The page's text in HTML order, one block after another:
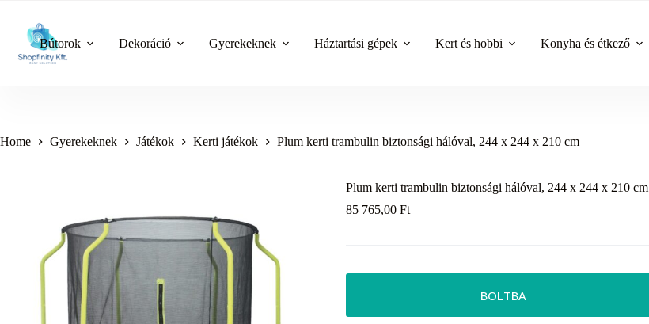
content
Bútorok Dekoráció Gyerekeknek Háztartási gépek Kert és hobbi Konyha és étkező
Home Gyerekeknek Játékok Kerti játékok Plum kerti trambulin biztonsági hálóval, 244 x 244 x 210 cm
Plum kerti trambulin biztonsági hálóval, 244 x 244 x 210 cm
85 765,00Ft
BOLTBA